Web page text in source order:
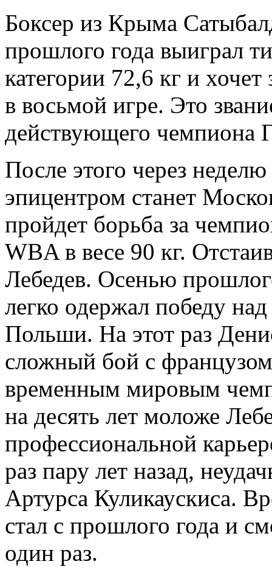
Боксер из Крыма
прошлого года выиграл
категории 72,6 кг и
в восьмой игре. Это
действующего чемпиона
После этого через
эпицентром станет
пройдет борьба за
WBA в весе 90 кг.
Лебедев. Осенью
легко одержал победу
Польши. На этот раз
сложный бой с
временным мировым
на десять лет моложе
профессиональной
раз пару лет назад,
Артурса Куликаускиса.
стал с прошлого года и
один раз.